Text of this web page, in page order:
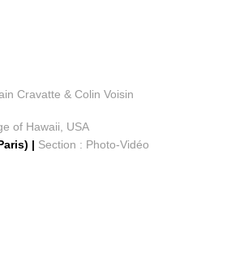
Cravatte & Colin Voisin
of Hawaii, USA
| Section : Photo-Vidéo